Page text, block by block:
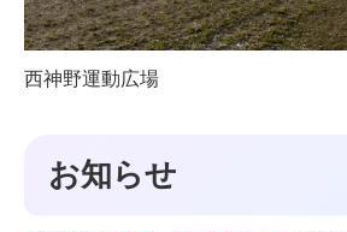
西神野運動広場
お知らせ